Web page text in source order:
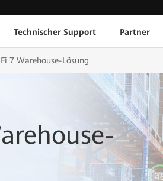
Technischer Support Partner
7 Warehouse-Lösung